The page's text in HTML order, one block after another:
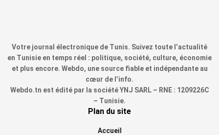
Votre journal électronique de Tunis. Suivez toute l’actualité
en Tunisie en temps réel : politique, société, culture, économie
et plus encore. Webdo, une source fiable et indépendante au
cœur de l’info.
Webdo.tn est édité par la société YNJ SARL – RNE : 1209226C
– Tunisie.
Plan du site
Accueil